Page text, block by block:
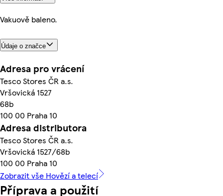
Vakuově baleno.
Údaje o značce
Adresa pro vrácení
Tesco Stores ČR a.s.
Vršovická 1527
68b
100 00 Praha 10
Adresa distributora
Tesco Stores ČR a.s.
Vršovická 1527/68b
100 00 Praha 10
Zobrazit vše Hovězí a telecí
Příprava a použití